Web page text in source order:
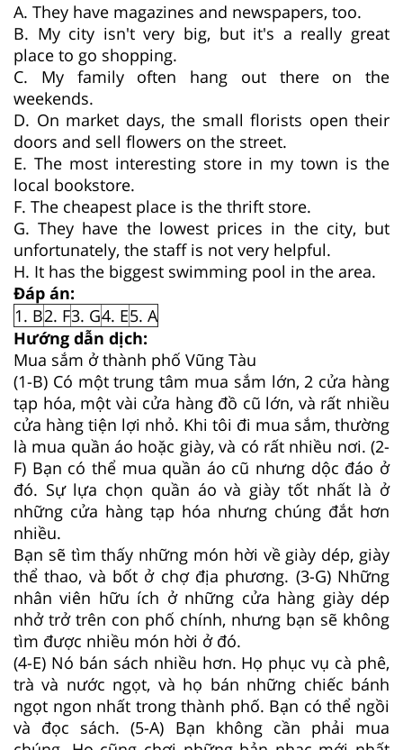
A. They have magazines and newspapers, too.
B. My city isn't very big, but it's a really great
place to go shopping.
C. My family often hang out there on the
weekends.
D. On market days, the small florists open their
doors and sell flowers on the street.
E. The most interesting store in my town is the
local bookstore.
F. The cheapest place is the thrift store.
G. They have the lowest prices in the city, but
unfortunately, the staff is not very helpful.
H. It has the biggest swimming pool in the area.
Đáp án:
1. B2. F3. G4. E5. A
Hướng dẫn dịch:
Mua sắm ở thành phố Vũng Tàu
(1-B) Có một trung tâm mua sắm lớn, 2 cửa hàng
tạp hóa, một vài cửa hàng đồ cũ lớn, và rất nhiều
cửa hàng tiện lợi nhỏ. Khi tôi đi mua sắm, thường
là mua quần áo hoặc giày, và có rất nhiều nơi. (2-
F) Bạn có thể mua quần áo cũ nhưng dộc đáo ở
đó. Sự lựa chọn quần áo và giày tốt nhất là ở
những cửa hàng tạp hóa nhưng chúng đắt hơn
nhiều.
Bạn sẽ tìm thấy những món hời về giày dép, giày
thể thao, và bốt ở chợ địa phương. (3-G) Những
nhân viên hữu ích ở những cửa hàng giày dép
nhở trở trên con phố chính, nhưng bạn sẽ không
tìm được nhiều món hời ở đó.
(4-E) Nó bán sách nhiều hơn. Họ phục vụ cà phê,
trà và nước ngọt, và họ bán những chiếc bánh
ngọt ngon nhất trong thành phố. Bạn có thể ngồi
và đọc sách. (5-A) Bạn không cần phải mua